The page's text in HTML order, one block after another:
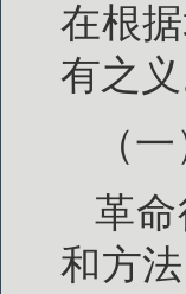
在根
有之义
（
革
和方